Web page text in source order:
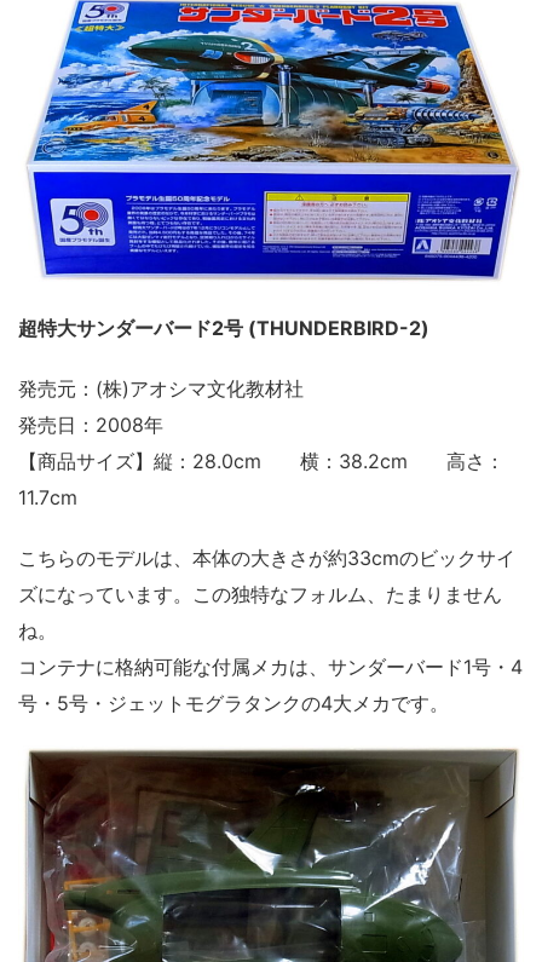
超特大サンダーバード2号 (THUNDERBIRD-2)
発売元：(株)アオシマ文化教材社
発売日：2008年
【商品サイズ】縦：28.0cm 横：38.2cm 高さ：
11.7cm
こちらのモデルは、本体の大きさが約33cmのビックサイ
ズになっています。この独特なフォルム、たまりません
ね。
コンテナに格納可能な付属メカは、サンダーバード1号・4
号・5号・ジェットモグラタンクの4大メカです。